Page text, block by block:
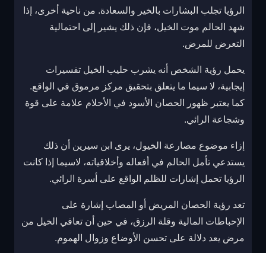
الرؤيا تجلب البشارات بالخير والسعادة. من ناحية أخرى، إذا
شهد الحالم موت الخيل، فإن ذلك يشير إلى احتمالية
التعرض للمرض.
يحمل رؤية الشخص أنه يشرب حليب الخيل تفسيرات
إيجابية، لا سيما ما يتعلق بتحقيق مركز مرموق في الواقع.
كما يعتبر ظهور الحصان الأسود في الأحلام علامة على قوة
وشجاعة الرائي.
إزاء موضوع مصارعة الخيول، يرى ابن سيرين أن ذلك
يستدعي تأمل الحالم في أفعاله وأخلاقياته، لاسيما إذا كانت
الرؤيا تحمل إشارات للظلم الواقع على أسرة الرائي.
تعد رؤية الحصان المريض أو المصاب إشارة على
الإحباطات المالية وقلة الرزق، في حين أن تعافي الخيل من
مرض يعد دلالة على تحسن الأوضاع وزوال الهموم.